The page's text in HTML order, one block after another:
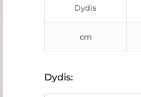
Dydis
cm
Dydis: